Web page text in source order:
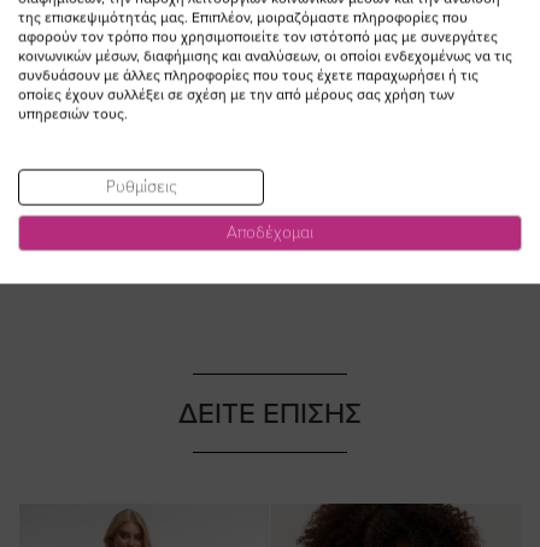
ΠΡΟΣΘΗΚΗ ΣΤΟ
ΚΑΛΑΘΙ
Εμπριμέ ψηλόμεσο bikini-slip σε
(-10%)
Ειδική
Τιμή
39,60 €
44,00 €
ΔΕΙΤΕ ΕΠΙΣΗΣ
της επισκεψιμότητάς μας. Επιπλέον, μοιραζόμαστε πληροφορίες που
αφορούν τον τρόπο που χρησιμοποιείτε τον ιστότοπό μας με συνεργάτες
κοινωνικών μέσων, διαφήμισης και αναλύσεων, οι οποίοι ενδεχομένως να τις
συνδυάσουν με άλλες πληροφορίες που τους έχετε παραχωρήσει ή τις
οποίες έχουν συλλέξει σε σχέση με την από μέρους σας χρήση των
υπηρεσιών τους.
Ρυθμίσεις
Αποδέχομαι